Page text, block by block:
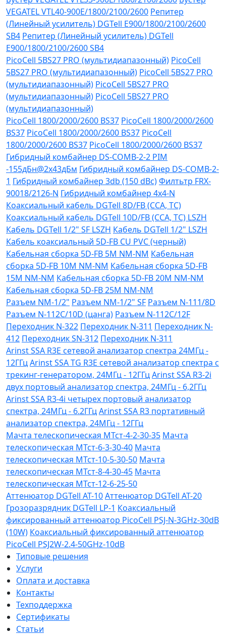
VEGATEL VTL40-900E/1800/2100/2600 Репитер
(Линейный усилитель) DGTell Е900/1800/2100/2600
SB4 Репитер (Линейный усилитель) DGTell
Е900/1800/2100/2600 SB4
PicoCell 5BS27 PRO (мультидиапазонный) PicoCell
5BS27 PRO (мультидиапазонный) PicoCell 5BS27 PRO
(мультидиапазонный) PicoCell 5BS27 PRO
(мультидиапазонный) PicoCell 5BS27 PRO
(мультидиапазонный)
PicoCell 1800/2000/2600 BS37 PicoCell 1800/2000/2600
BS37 PicoCell 1800/2000/2600 BS37 PicoCell
1800/2000/2600 BS37 PicoCell 1800/2000/2600 BS37
Гибридный комбайнер DS-COMB-2-2 PIM
-155дБн@2x43дБм Гибридный комбайнер DS-COMB-2-
1 Гибридный комбайнер 3db (150 dBc)Филтьтр FRX-
90018/2126-N Гибридный комбайнер 4х4-N
Коаксиальный кабель DGTell 8D/FB (CCA, TC)
Коаксиальный кабель DGTell 10D/FB (CCA, TC) LSZH
Кабель DGTell 1/2" SF LSZH Кабель DGTell 1/2" LSZH
Кабель коаксиальный 5D-FB CU PVC (черный)
Кабельная сборка 5D-FB 5М NM-NM Кабельная
сборка 5D-FB 10М NM-NM Кабельная сборка 5D-FB
15М NM-NM Кабельная сборка 5D-FB 20М NM-NM
Кабельная сборка 5D-FB 25М NM-NM
Разъем NM-1/2" Разъем NM-1/2" SF Разъем N-111/8D
Разъем N-112C/10D (цанга) Разъем N-112C/12F
Переходник N-322 Переходник N-311 Переходник N-
412 Переходник SN-312 Переходник N-311
Arinst SSA R3Е сетевой анализатор спектра 24МГц -
12ГГцArinst SSA TG R3Е сетевой анализатор спектра с
трекинг-генератором, 24МГц - 12ГГцArinst SSA R3-2i
двух портовый анализатор спектра, 24МГц - 6,2ГГц
Arinst SSA R3-4i четырех портовый анализатор
спектра, 24МГц - 6.2ГГцArinst SSA R3 портативный
анализатор спектра, 24МГц - 12ГГц
Мачта телескопическая МТст-4-2-30-35 Мачта
телескопическая МТст-6-3-30-40 Мачта
телескопическая МТст-10-5-30-50 Мачта
телескопическая МТст-8-4-30-45 Мачта
телескопическая МТст-12-6-25-50
Аттенюатор DGTell AT-10Аттенюатор DGTell AT-20
Грозоразрядник DGTell LP-1 Коаксиальный
фиксированный аттенюатор PicoCell PSJ-N-3GHz-30dB
(10W) Коаксиальный фиксированный аттенюатор
PicoCell PSJ2W-2.4-50GHz-10dB
Типовые решения
Услуги
Оплата и доставка
Контакты
Техподдержка
Сертификаты
Статьи